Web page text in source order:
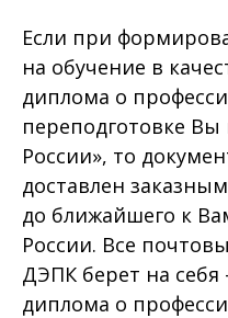
Если при
на обучение в
диплома о
переподготовке
России», то
доставлен
до ближайшего к
России. Все
ДЭПК берет на себя
диплома о